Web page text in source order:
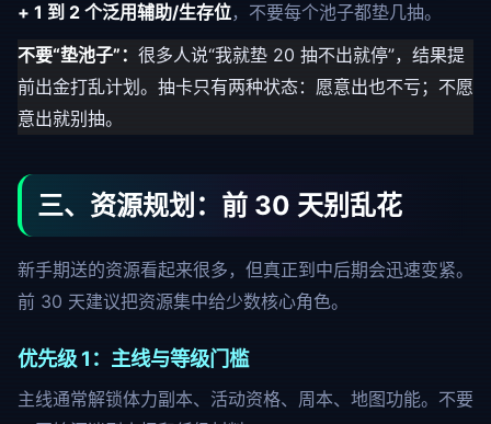
+ 1 到 2 个泛用辅助/生存位，不要每个池子都垫几抽。
不要“垫池子”： 很多人说“我就垫 20 抽不出就停”，结果提
前出金打乱计划。抽卡只有两种状态：愿意出也不亏；不愿
意出就别抽。
三、资源规划：前 30 天别乱花
新手期送的资源看起来很多，但真正到中后期会迅速变紧。
前 30 天建议把资源集中给少数核心角色。
优先级 1：主线与等级门槛
主线通常解锁体力副本、活动资格、周本、地图功能。不要